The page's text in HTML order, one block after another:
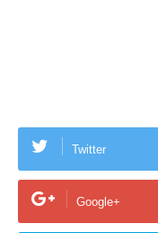
Twitter
Google+